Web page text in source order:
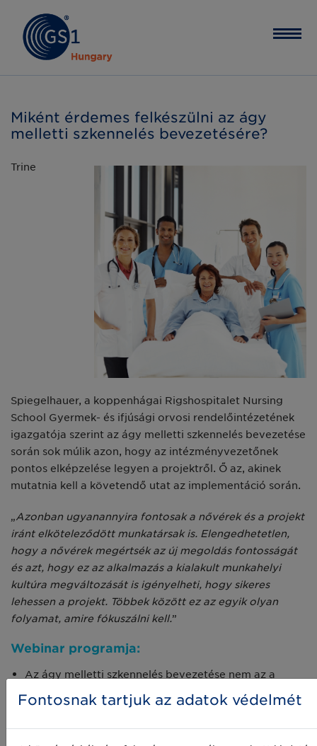
Miként érdemes felkészülni az ágy
melletti szkennelés bevezetésére?
Trine
Spiegelhauer, a koppenhágai Rigshospitalet Nursing
School Gyermek- és ifjúsági orvosi rendelőintézetének
igazgatója szerint az ágy melletti szkennelés bevezetése
során sok múlik azon, hogy az intézményvezetőnek
pontos elképzelése legyen a projektről. Ő az, akinek
mutatnia kell a követendő utat az implementáció során.
„Azonban ugyanannyira fontosak a nővérek és a projekt
iránt elköteleződött munkatársak is. Elengedhetetlen,
hogy a nővérek megértsék az új megoldás fontosságát
és azt, hogy ez az alkalmazás a kialakult munkahelyi
kultúra megváltozását is igényelheti, hogy sikeres
lehessen a projekt. Többek között ez az egyik olyan
folyamat, amire fókuszálni kell.”
Webinar programja:
Az ágy melletti szkennelés bevezetése nem az a
projekt, amit meg lehet valósítani egy éjszaka alatt
A leadership fontossága
szükségessége
Fontosnak tartjuk az adatok védelmét